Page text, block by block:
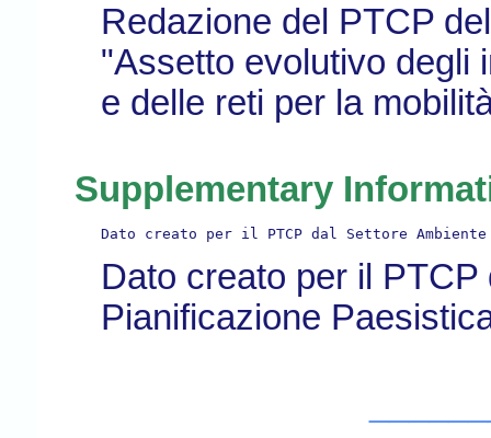
Redazione del PTCP
"Assetto evolutivo degli
e delle reti per la
Supplementary
Dato creato per il PTCP dal Settore
Dato creato per il
Pianificazione